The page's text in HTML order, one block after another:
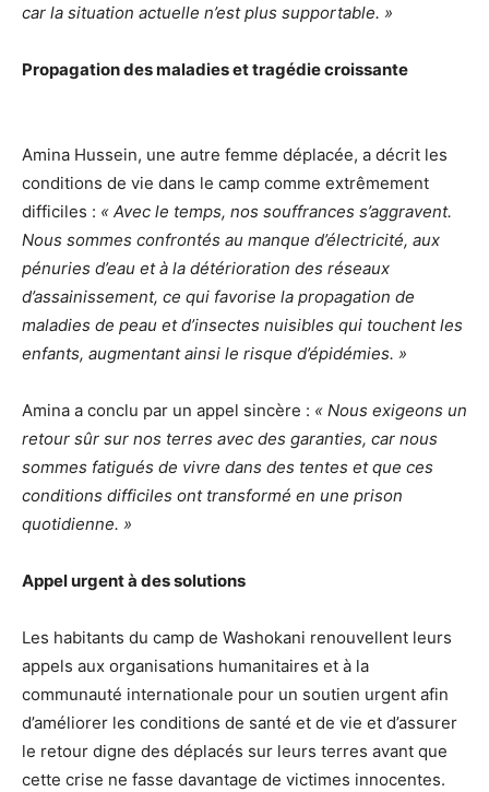
car la situation actuelle n’est plus supportable. »
Propagation des maladies et tragédie croissante
Amina Hussein, une autre femme déplacée, a décrit les
conditions de vie dans le camp comme extrêmement
difficiles : « Avec le temps, nos souffrances s’aggravent.
Nous sommes confrontés au manque d’électricité, aux
pénuries d’eau et à la détérioration des réseaux
d’assainissement, ce qui favorise la propagation de
maladies de peau et d’insectes nuisibles qui touchent les
enfants, augmentant ainsi le risque d’épidémies. »
Amina a conclu par un appel sincère : « Nous exigeons un
retour sûr sur nos terres avec des garanties, car nous
sommes fatigués de vivre dans des tentes et que ces
conditions difficiles ont transformé en une prison
quotidienne. »
Appel urgent à des solutions
Les habitants du camp de Washokani renouvellent leurs
appels aux organisations humanitaires et à la
communauté internationale pour un soutien urgent afin
d’améliorer les conditions de santé et de vie et d’assurer
le retour digne des déplacés sur leurs terres avant que
cette crise ne fasse davantage de victimes innocentes.